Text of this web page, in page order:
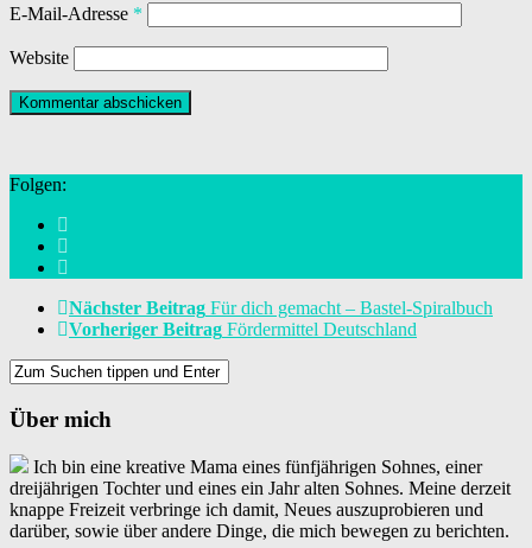
E-Mail-Adresse *
Website
Folgen:
Nächster Beitrag Für dich gemacht – Bastel-Spiralbuch
Vorheriger Beitrag Fördermittel Deutschland
Über mich
Ich bin eine kreative Mama eines fünfjährigen Sohnes, einer
dreijährigen Tochter und eines ein Jahr alten Sohnes. Meine derzeit
knappe Freizeit verbringe ich damit, Neues auszuprobieren und
darüber, sowie über andere Dinge, die mich bewegen zu berichten.